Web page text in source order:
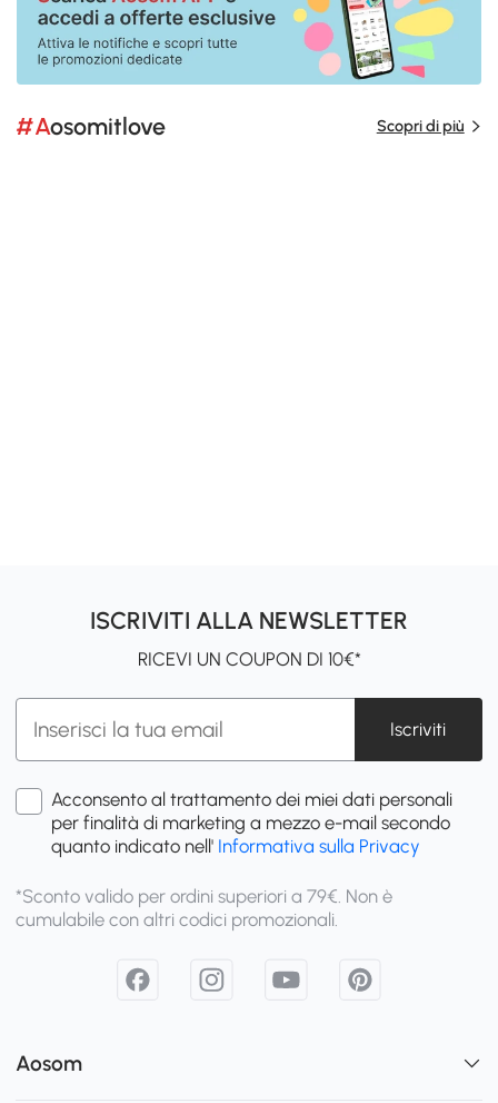
#Aosomitlove Scopri di più
ISCRIVITI ALLA NEWSLETTER
RICEVI UN COUPON DI 10€*
Iscriviti
Acconsento al trattamento dei miei dati personali
per finalità di marketing a mezzo e-mail secondo
quanto indicato nell' Informativa sulla Privacy
*Sconto valido per ordini superiori a 79€. Non è
cumulabile con altri codici promozionali.
Aosom